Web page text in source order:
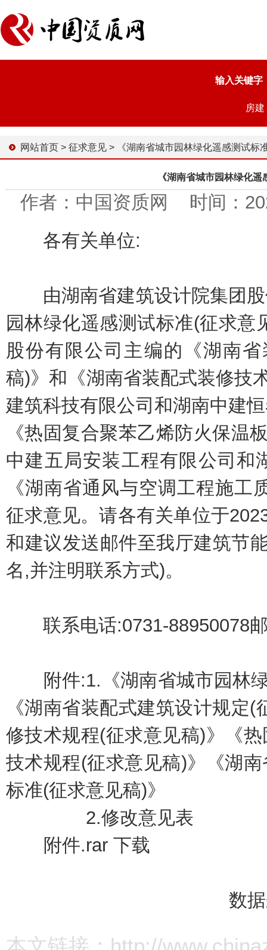
输入关键字
房建
网站首页 > 征求意见 > 《湖南省城市园林绿化遥感测试标准(征求意
《湖南省城市园林绿化
作者：中国资质网 时间：
各有关单位:
由湖南省建筑设计院集团股
园林绿化遥感测试标准(征求
股份有限公司主编的《湖南
稿)》和《湖南省装配式装修技
建筑科技有限公司和湖南中建
《热固复合聚苯乙烯防火保温
中建五局安装工程有限公司和
《湖南省通风与空调工程施
征求意见。请各有关单位于
和建议发送邮件至我厅建筑节
名,并注明联系方式)。
联系电话:0731-88950078邮
附件:1.《湖南省城市园林绿
《湖南省装配式建筑设计规定
修技术规程(征求意见稿)》《
技术规程(征求意见稿)》《湖
标准(征求意见稿)》
2.修改意见表
附件.rar 下载
数